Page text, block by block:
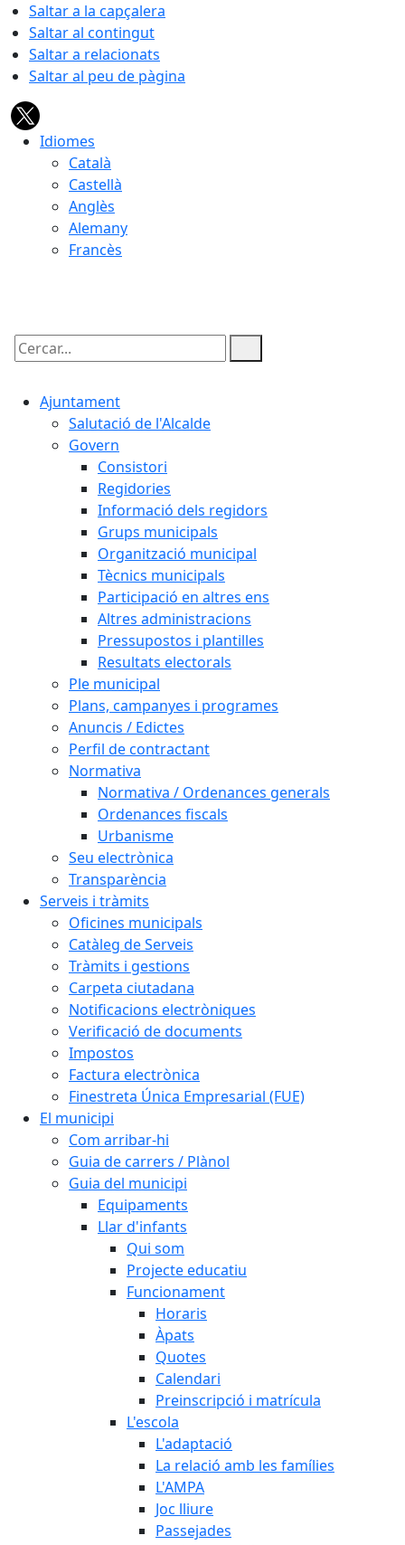
Saltar a la capçalera
Saltar al contingut
Saltar a relacionats
Saltar al peu de pàgina
Idiomes
Català
Castellà
Anglès
Alemany
Francès
Cercar:
Ajuntament
Salutació de l'Alcalde
Govern
Consistori
Regidories
Informació dels regidors
Grups municipals
Organització municipal
Tècnics municipals
Participació en altres ens
Altres administracions
Pressupostos i plantilles
Resultats electorals
Ple municipal
Plans, campanyes i programes
Anuncis / Edictes
Perfil de contractant
Normativa
Normativa / Ordenances generals
Ordenances fiscals
Urbanisme
Seu electrònica
Transparència
Serveis i tràmits
Oficines municipals
Catàleg de Serveis
Tràmits i gestions
Carpeta ciutadana
Notificacions electròniques
Verificació de documents
Impostos
Factura electrònica
Finestreta Única Empresarial (FUE)
El municipi
Com arribar-hi
Guia de carrers / Plànol
Guia del municipi
Equipaments
Llar d'infants
Qui som
Projecte educatiu
Funcionament
Horaris
Àpats
Quotes
Calendari
Preinscripció i matrícula
L'escola
L'adaptació
La relació amb les famílies
L'AMPA
Joc lliure
Passejades